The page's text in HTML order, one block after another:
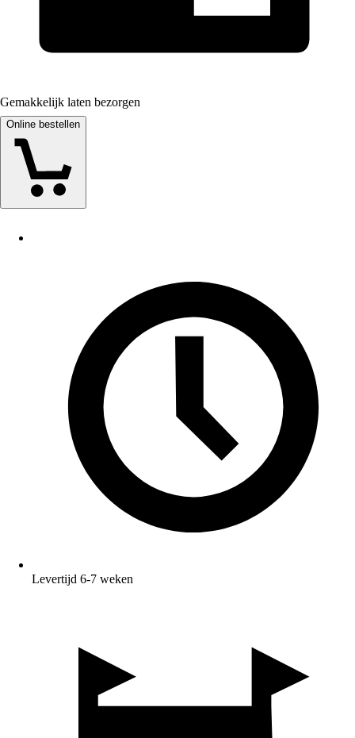
Gemakkelijk laten bezorgen
Online bestellen
Levertijd 6-7 weken